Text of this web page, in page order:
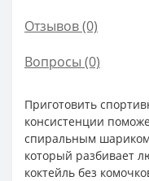
Отзывов (0)
Вопросы (0)
Приготовить
консистенции
спиральным
который разбивает
коктейль без